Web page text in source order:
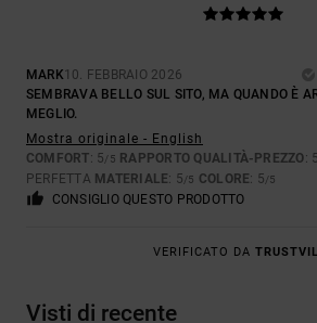
MARK10. FEBBRAIO 2026
SEMBRAVA BELLO SUL SITO, MA QUANDO È
MEGLIO.
Mostra originale - English
COMFORT: 5/5 RAPPORTO QUALITÀ-PREZZO: 5
PERFETTA MATERIALE: 5/5 COLORE: 5/5
CONSIGLIO QUESTO PRODOTTO
VERIFICATO DA
Visti di recente